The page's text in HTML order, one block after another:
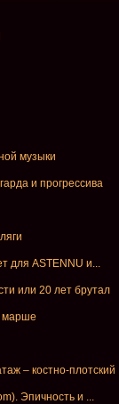
музыки
и прогрессива
для ASTENNU и...
или 20 лет брутал
марше
– костно-плотский
Эпичность и ...